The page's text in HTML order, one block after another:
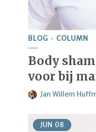
BLOG COLUMN
Body
voor bij
Jan Willem
JUN 08